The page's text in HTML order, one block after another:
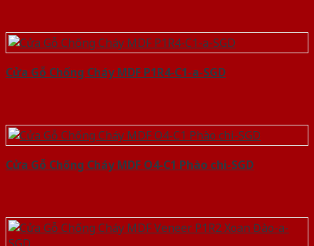
Cửa Gỗ Chống Cháy MDF P1R4-C1-a-SGD
Cửa Gỗ Chống Cháy MDF O4-C1 Phào chi-SGD